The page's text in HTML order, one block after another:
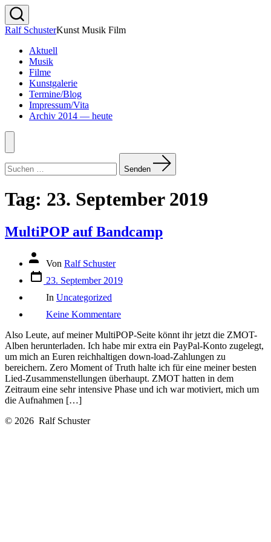
Zum
Inhalt
springen
Suche
ein-/ausblenden
Ralf SchusterKunst Musik Film
Aktuell
Musik
Filme
Kunstgalerie
Termine/Blog
Impressum/Vita
Archiv 2014 — heute
Menü
nach:
Senden
Tag: 23. September 2019
MultiPOP auf Bandcamp
Beitragsautor
Von Ralf Schuster
Veröffentlichungsdatum
23. September 2019
In Uncategorized
Keine KommentareMultiPOP
auf
Bandcamp
Also Leute, auf meiner MultiPOP-Seite könnt ihr jetzt die ZMOT-
Alben herunterladen. Ich habe mir extra ein PayPal-Konto zugelegt,
um mich an Euren reichhaltigen down-load-Zahlungen zu
bereichern. Zero Moment of Truth halte ich für eine meiner besten
Lied-Zusammenstellungen überhaupt. ZMOT hatten in dem
Zeitraum eine sehr intensive Phase und ich war motiviert, mich um
die Aufnahmen […]
© 2026 Ralf Schuster